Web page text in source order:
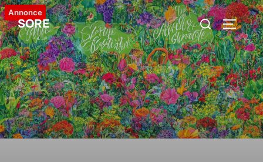
Videre
til
indhold
SORE
Søg
efter:
SLÅ
Annonce